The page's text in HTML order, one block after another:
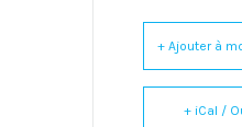
+ Ajouter à
+ iCal /